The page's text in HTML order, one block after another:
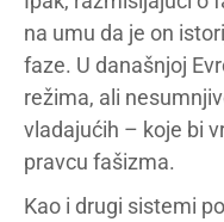
na umu da je on
faze. U današnjoj
režima, ali
vladajućih – koje bi
pravcu fašizma.
Kao i drugi sistemi